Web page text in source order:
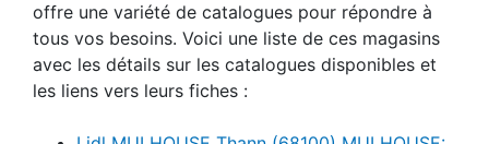
offre une variété de catalogues pour répondre à
tous vos besoins. Voici une liste de ces magasins
avec les détails sur les catalogues disponibles et
les liens vers leurs fiches :